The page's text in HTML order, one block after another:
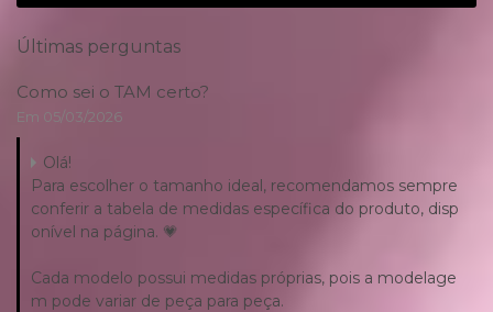
Últimas perguntas
Como sei o TAM certo?
Em 05/03/2026
Olá!
Para escolher o tamanho ideal, recomendamos sempre
conferir a tabela de medidas específica do produto, disp
onível na página. 💗
Cada modelo possui medidas próprias, pois a modelage
m pode variar de peça para peça.